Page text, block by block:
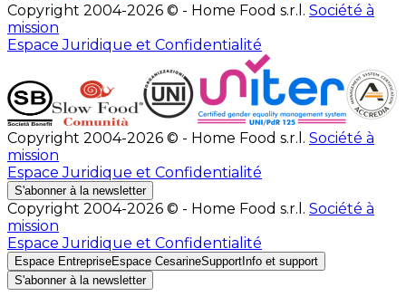
Copyright 2004-2026 © - Home Food s.r.l. Société à
mission
Espace Juridique et Confidentialité
Copyright 2004-2026 © - Home Food s.r.l. Société à
mission
Espace Juridique et Confidentialité
S'abonner à la newsletter
Copyright 2004-2026 © - Home Food s.r.l. Société à
mission
Espace Juridique et Confidentialité
Espace EntrepriseEspace CesarineSupport Info et support
S'abonner à la newsletter